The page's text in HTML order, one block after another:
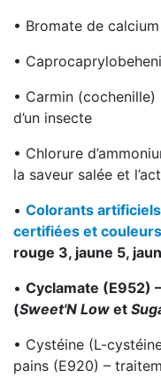
• Bromate de
•
• Carmin
d’un insecte
• Chlorure
la saveur salée et
• Colorants
certifiées et
rouge 3, jaune 5,
• Cyclamate (E952)
(Sweet'N Low et
• Cystéine (L-
pains (E920) –